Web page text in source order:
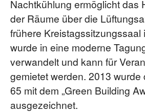
Nachtkühlung ermöglicht das
der Räume über die
frühere Kreistagssitzungssaal
wurde in eine moderne
verwandelt und kann für
gemietet werden. 2013 wurde
65 mit dem „Green Building
ausgezeichnet.